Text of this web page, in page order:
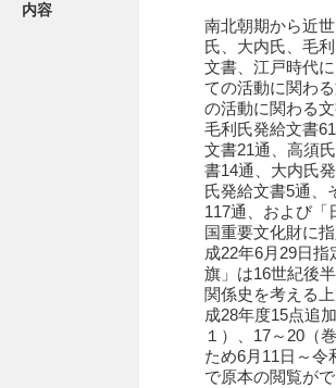
飯田家文書（福岡県）
池田邦夫所蔵文書
石井丈若撮影写真
石田家文書（徳山市）
石田家文書（山口市）
内容
南北朝期から近
氏、大内氏、毛
文書、江戸時代
ての活動に関わ
の活動に関わる
毛利氏発給文書
文書21通、高須
書14通、大内氏
氏発給文書5通、
117通、および「
国重要文化財に
成22年6月29日
旗」は16世紀後
関係史を考える
成28年度15点追
１）、17～20（
ため6月11日～令
で原本の閲覧がで